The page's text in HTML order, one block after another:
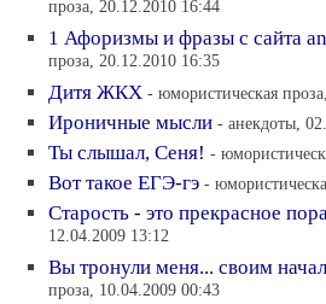
проза, 20.12.2010 16:44
1 Афоризмы и фразы с сайта
проза, 20.12.2010 16:35
Дитя ЖКХ - юмористическая
Ироничные мысли - анекдоты,
Ты слышал, Сеня! -
Вот такое ЕГЭ-гэ -
Старость - это прекрасное
12.04.2009 13:12
Вы тронули меня... своим
проза, 10.04.2009 00:43